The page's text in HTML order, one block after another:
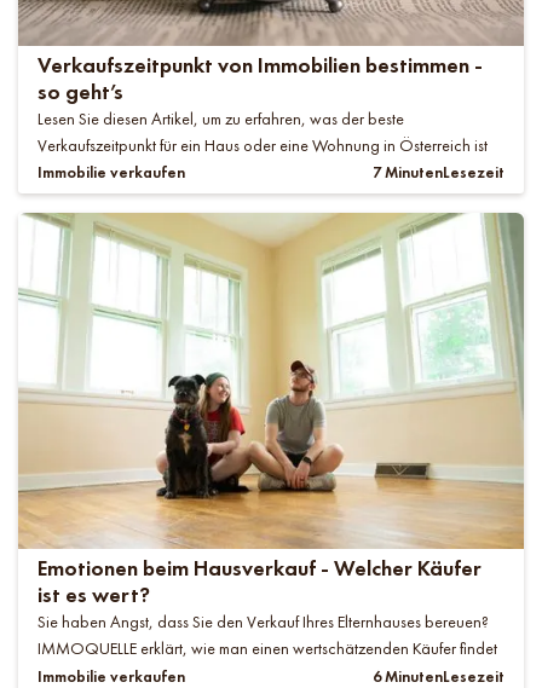
Verkaufszeitpunkt von Immobilien bestimmen -
so geht’s
Lesen Sie diesen Artikel, um zu erfahren, was der beste
Verkaufszeitpunkt für ein Haus oder eine Wohnung in Österreich ist
Immobilie verkaufen 7 MinutenLesezeit
Emotionen beim Hausverkauf - Welcher Käufer
ist es wert?
Sie haben Angst, dass Sie den Verkauf Ihres Elternhauses bereuen?
IMMOQUELLE erklärt, wie man einen wertschätzenden Käufer findet
Immobilie verkaufen 6 MinutenLesezeit